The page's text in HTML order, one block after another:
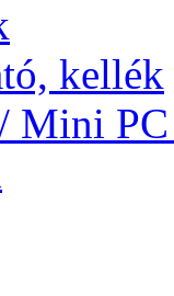
kellék
Mini